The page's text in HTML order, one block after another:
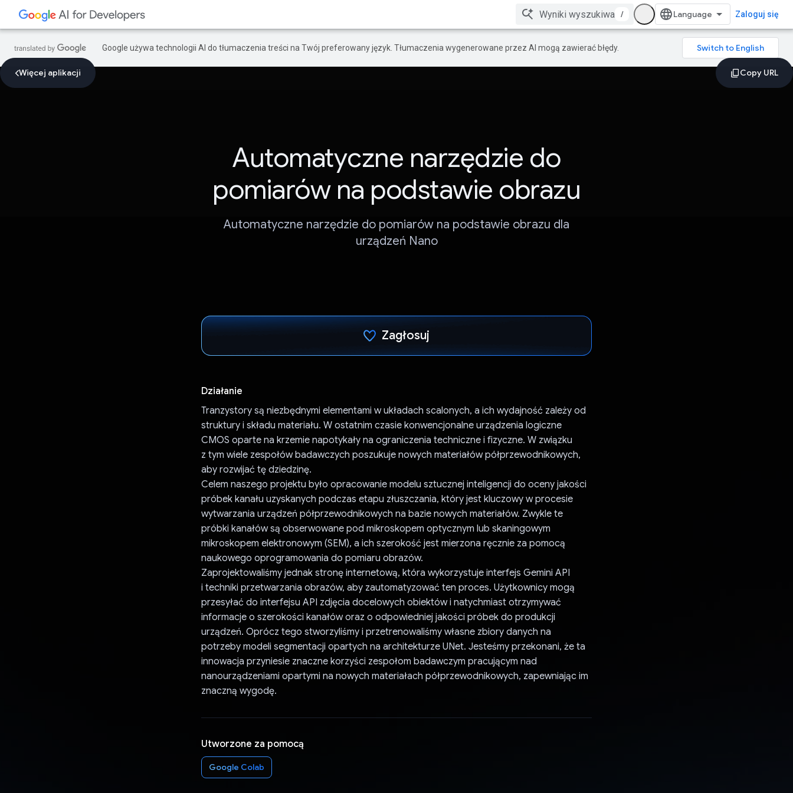
/ Zaloguj się
Google używa technologii AI do tłumaczenia treści na Twój preferowany język. Tłumaczenia wygenerowane przez AI mogą zawierać błędy.
Więcej aplikacji
Automatyczne narzędzie do
pomiarów na podstawie obrazu
Automatyczne narzędzie do pomiarów na podstawie obrazu dla
urządzeń Nano
Zagłosuj
Działanie
Tranzystory są niezbędnymi elementami w układach scalonych, a ich wydajność zależy od
struktury i składu materiału. W ostatnim czasie konwencjonalne urządzenia logiczne
CMOS oparte na krzemie napotykały na ograniczenia techniczne i fizyczne. W związku
z tym wiele zespołów badawczych poszukuje nowych materiałów półprzewodnikowych,
aby rozwijać tę dziedzinę.
Celem naszego projektu było opracowanie modelu sztucznej inteligencji do oceny jakości
próbek kanału uzyskanych podczas etapu złuszczania, który jest kluczowy w procesie
wytwarzania urządzeń półprzewodnikowych na bazie nowych materiałów. Zwykle te
próbki kanałów są obserwowane pod mikroskopem optycznym lub skaningowym
mikroskopem elektronowym (SEM), a ich szerokość jest mierzona ręcznie za pomocą
naukowego oprogramowania do pomiaru obrazów.
Zaprojektowaliśmy jednak stronę internetową, która wykorzystuje interfejs Gemini API
i techniki przetwarzania obrazów, aby zautomatyzować ten proces. Użytkownicy mogą
przesyłać do interfejsu API zdjęcia docelowych obiektów i natychmiast otrzymywać
informacje o szerokości kanałów oraz o odpowiedniej jakości próbek do produkcji
urządzeń. Oprócz tego stworzyliśmy i przetrenowaliśmy własne zbiory danych na
potrzeby modeli segmentacji opartych na architekturze UNet. Jesteśmy przekonani, że ta
innowacja przyniesie znaczne korzyści zespołom badawczym pracującym nad
nanourządzeniami opartymi na nowych materiałach półprzewodnikowych, zapewniając im
znaczną wygodę.
Utworzone za pomocą
Google Colab